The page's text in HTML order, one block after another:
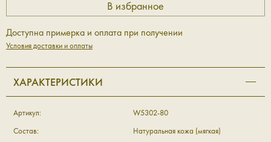
Доступна примерка и оплата при получении
Условия доставки и оплаты
ХАРАКТЕРИСТИКИ
Артикул:
W5302-80
Состав:
Натуральная кожа (мягкая)